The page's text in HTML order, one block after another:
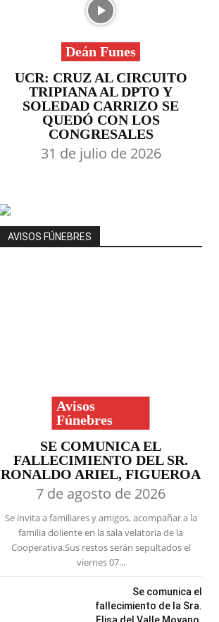
Deán Funes
UCR: CRUZ AL CIRCUITO
TRIPIANA AL DPTO Y
SOLEDAD CARRIZO SE
QUEDÓ CON LOS
CONGRESALES
31 de julio de 2026
AVISOS FÚNEBRES
Avisos
Fúnebres
SE COMUNICA EL
FALLECIMIENTO DEL SR.
RONALDO ARIEL, FIGUEROA
7 de agosto de 2026
Se invita a familiares y amigos, acompañar a la
familia doliente en la sala velatoria de la
Cooperativa.Sus restos serán sepultados el
viernes 07...
Se comunica el
fallecimiento de la Sra.
Elisa del Valle Moyano.